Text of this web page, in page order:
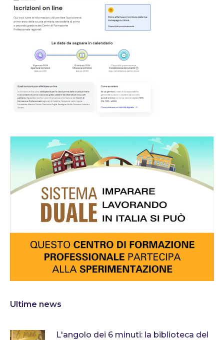
Ultime news
L'angolo dei 6 minuti: la biblioteca del